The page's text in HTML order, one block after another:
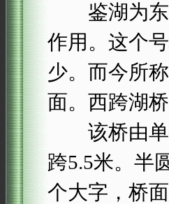
鉴湖为东
作用。这个
少。而今所
面。西跨湖
该桥由单
跨5.5米。半
个大字，桥